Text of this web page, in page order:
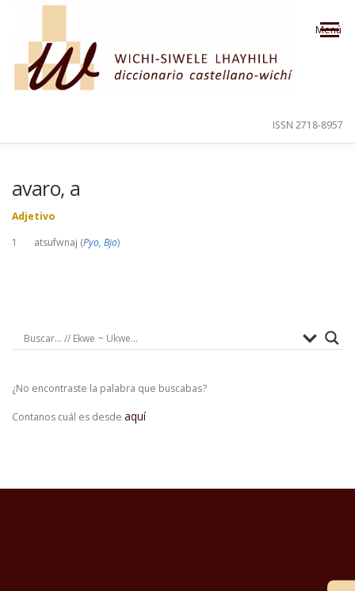
Saltar al contenido
Menú
ISSN 2718-8957
avaro, a
Adjetivo
1 atsufwnaj (Pyo, Bjo)
¿No encontraste la palabra que buscabas?
Contanos cuál es desde aquí